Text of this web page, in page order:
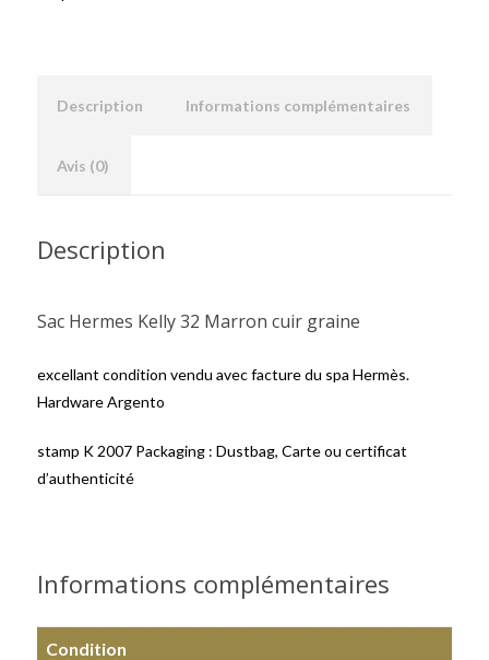
Description Informations complémentaires
Avis (0)
Description
Sac Hermes Kelly 32 Marron cuir graine
excellant condition vendu avec facture du spa Hermès.
Hardware Argento
stamp K 2007 Packaging : Dustbag, Carte ou certificat
d’authenticité
Informations complémentaires
Condition